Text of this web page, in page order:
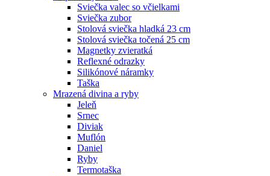
Sviečka valec so včielkami
Sviečka zubor
Stolová sviečka hladká 23 cm
Stolová sviečka točená 25 cm
Magnetky zvieratká
Reflexné odrazky
Silikónové náramky
Taška
Mrazená divina a ryby
Jeleň
Srnec
Diviak
Muflón
Daniel
Ryby
Termotaška